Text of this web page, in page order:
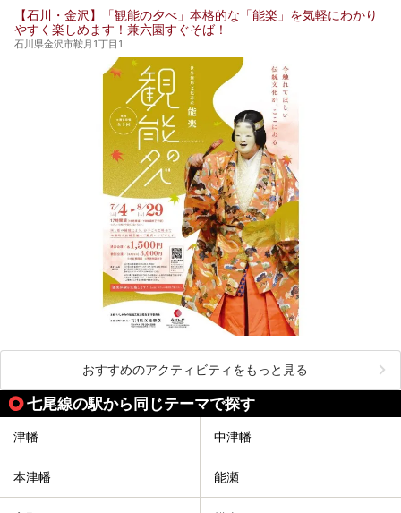
【石川・金沢】「観能の夕べ」本格的な「能楽」を気軽にわかり
やすく楽しめます！兼六園すぐそば！
石川県金沢市鞍月1丁目1
おすすめのアクティビティをもっと見る
七尾線の駅から同じテーマで探す
津幡 中津幡
本津幡 能瀬